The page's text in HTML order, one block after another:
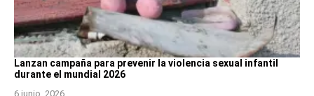
Lanzan campaña para prevenir la violencia sexual infantil
durante el mundial 2026
6 junio, 2026